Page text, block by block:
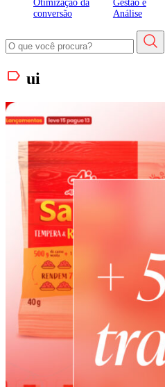
Otimização da
conversão
Gestão e
Análise
ui